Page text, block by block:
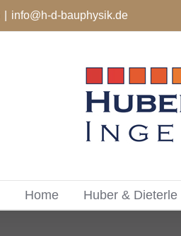
info@h-d-bauphysik.de
Home Huber & Dieterle